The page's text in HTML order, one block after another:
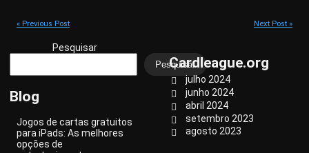
« Previous Post Next Post »
Pesquisar
Pesquisar
Blog
Jogos de cartas gratuitos
para iPads: As melhores
opções de
Cardleague.org
julho 2024
junho 2024
abril 2024
setembro 2023
agosto 2023